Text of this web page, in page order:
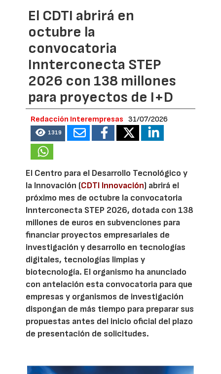
El CDTI abrirá en
octubre la
convocatoria
Innterconecta STEP
2026 con 138 millones
para proyectos de I+D
Redacción Interempresas 31/07/2026
1319
El Centro para el Desarrollo Tecnológico y
la Innovación (CDTI Innovación) abrirá el
próximo mes de octubre la convocatoria
Innterconecta STEP 2026, dotada con 138
millones de euros en subvenciones para
financiar proyectos empresariales de
investigación y desarrollo en tecnologías
digitales, tecnologías limpias y
biotecnología. El organismo ha anunciado
con antelación esta convocatoria para que
empresas y organismos de investigación
dispongan de más tiempo para preparar sus
propuestas antes del inicio oficial del plazo
de presentación de solicitudes.